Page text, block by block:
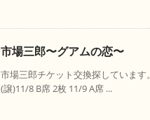
市場三郎〜グアムの恋〜
市場三郎チケット交換探しています。
(譲)11/8 B席 2枚 11/9 A席 ...